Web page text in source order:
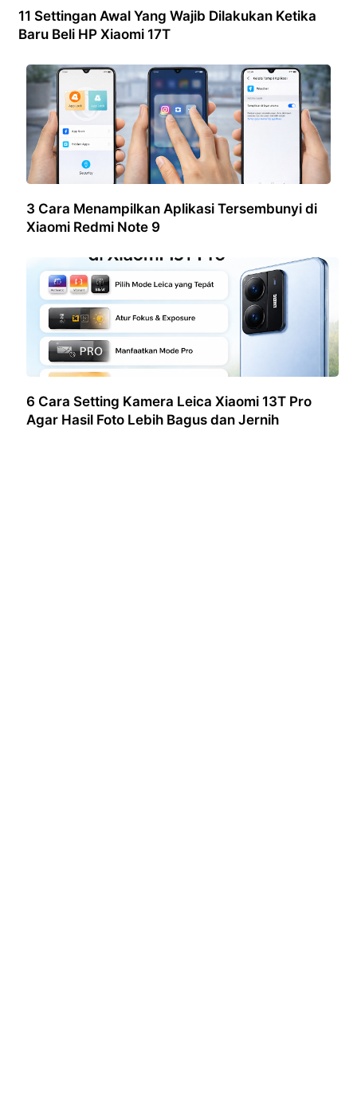
11 Settingan Awal Yang Wajib Dilakukan Ketika
Baru Beli HP Xiaomi 17T
3 Cara Menampilkan Aplikasi Tersembunyi di
Xiaomi Redmi Note 9
6 Cara Setting Kamera Leica Xiaomi 13T Pro
Agar Hasil Foto Lebih Bagus dan Jernih